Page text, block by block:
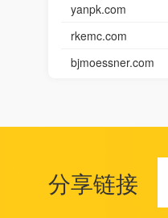
yanpk.com
rkemc.com
bjmoessner.com
分享链接